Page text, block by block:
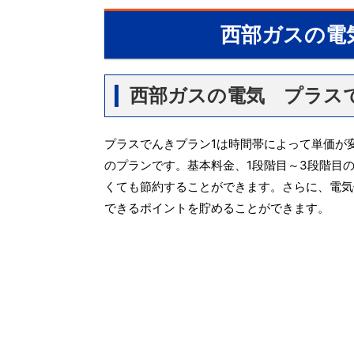
西部ガスの
西部ガスの電気 プラス
プラスでんきプラン1は時間帯によって単価
のプランです。基本料金、1段階目～3段階目
くても節約することができます。さらに、電
できるポイントを貯めることができます。